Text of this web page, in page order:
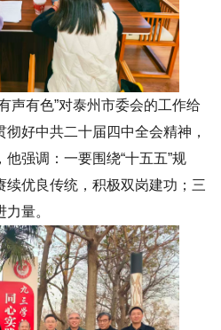
声有色”对泰州市委会的工作给
好中共二十届四中全会精神，
强调：一要围绕“十五五”规
续优良传统，积极双岗建功；三
量。